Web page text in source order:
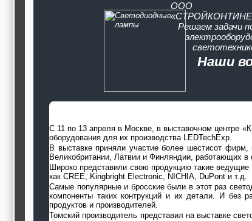
ООО
Решаем задачи
Наши
С 11 по 13 апреля в Москве, в выставочном центре
оборудования для их производства LEDTechExp.
В выставке приняли участие более шестисот
Великобритании, Латвии и Финляндии, работающих в
Широко представили свою продукцию такие ведущие
как CREE, Kingbright Electronic, NICHIA, DuPont и т.д.
Самые популярные и бросские были в этот раз
компоненты таких контрукций и их детали. И без
продуктов и производителей.
Томский производитель представил на выставке